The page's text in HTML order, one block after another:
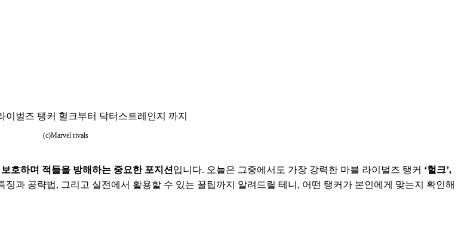
(c)Marvel rivals
호하며 적들을 방해하는 중요한 포지션 입니다. 오늘은 그중에서도 가장 강력한 마블 라이벌즈 탱커 ‘헐크’,
과 공략법, 그리고 실전에서 활용할 수 있는 꿀팁까지 알려드릴 테니, 어떤 탱커가 본인에게 맞는지 확인해